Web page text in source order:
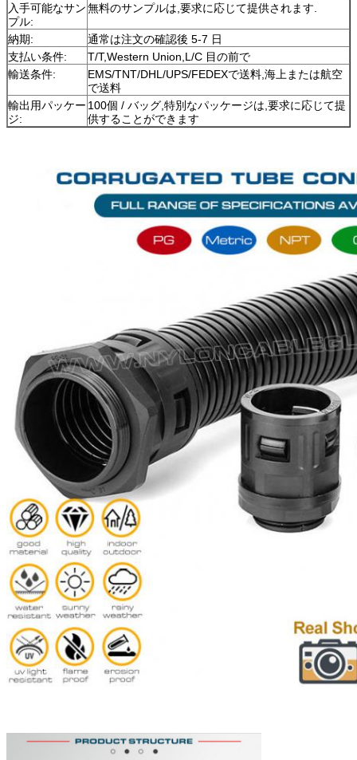
入手可能なサン
プル:
無料のサンプルは,要求に応じて提供されます.
納期:
通常は注文の確認後 5-7 日
支払い条件:
T/T,Western Union,L/C 目の前で
輸送条件:
EMS/TNT/DHL/UPS/FEDEXで送料,海上または航空
で送料
輸出用パッケー
ジ:
100個 / バッグ,特別なパッケージは,要求に応じて提
供することができます